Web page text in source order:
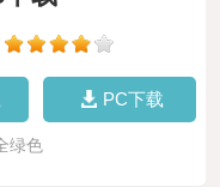
PC下载
绿色